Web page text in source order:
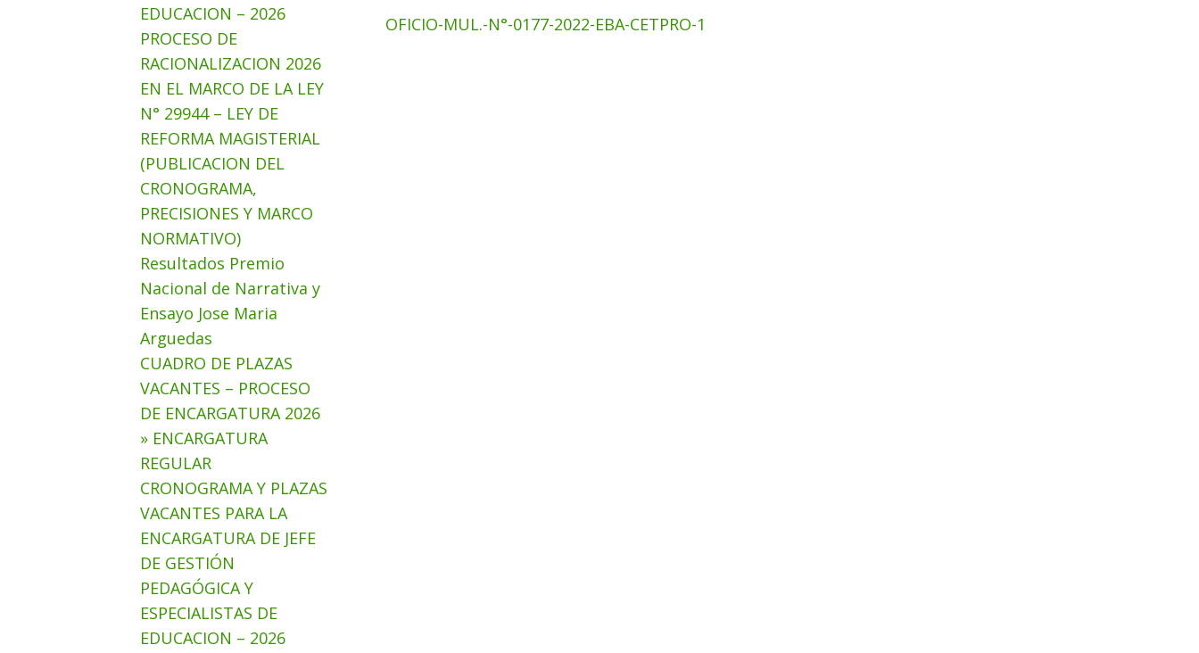
OFICIO-MUL.-N°-0177-2022-EBA-CETPRO-1
EDUCACION – 2026
PROCESO DE
RACIONALIZACION 2026
EN EL MARCO DE LA LEY
N° 29944 – LEY DE
REFORMA MAGISTERIAL
(PUBLICACION DEL
CRONOGRAMA,
PRECISIONES Y MARCO
NORMATIVO)
Resultados Premio
Nacional de Narrativa y
Ensayo Jose Maria
Arguedas
CUADRO DE PLAZAS
VACANTES – PROCESO
DE ENCARGATURA 2026
» ENCARGATURA
REGULAR
CRONOGRAMA Y PLAZAS
VACANTES PARA LA
ENCARGATURA DE JEFE
DE GESTIÓN
PEDAGÓGICA Y
ESPECIALISTAS DE
EDUCACION – 2026